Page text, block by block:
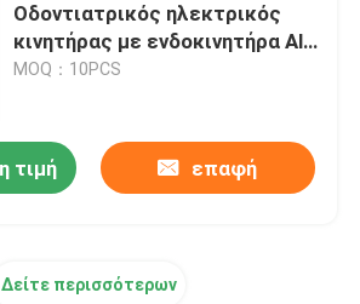
ιατρικές συσκευές
υψηλής ταχύτητας
Οδοντιατρικός ηλεκτρικός
κινητήρας με ενδοκινητήρα All
in One Brushless Electric Led
MOQ：10PCS
τιμή επαφή
Δείτε περισσότερων